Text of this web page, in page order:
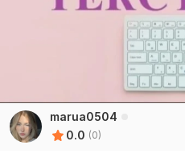
marua0504
0.0 (0)